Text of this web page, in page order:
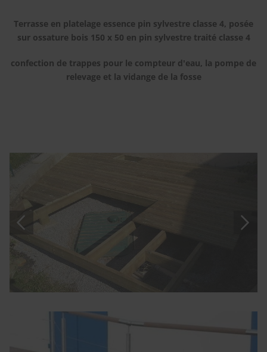
Terrasse en platelage essence pin sylvestre classe 4, posée
sur ossature bois 150 x 50 en pin sylvestre traité classe 4
confection de trappes pour le compteur d'eau, la pompe de
relevage et la vidange de la fosse